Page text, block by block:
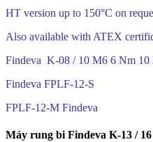
HT version up to 150°C on
Also available with ATEX
Findeva K-08 / 10 M6 6 Nm 10
Findeva FPLF-12-S
FPLF-12-M Findeva
Máy rung bi Findeva K-13 /